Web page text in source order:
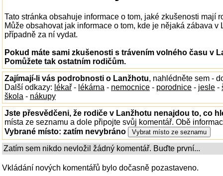
Tato stránka obsahuje informace o tom, jaké zkušenosti mají
Může obsahovat jak informace o tom, kde je nějaká zábava
případně za ní vydat.
Pokud máte sami zkušenosti s trávením volného času v
Pomůžete tak ostatním rodičům.
Zajímají-li vás podrobnosti o Lanžhotu, nahlédněte sem -
Další odkazy: lékař - lékárna - nemocnice - porodnice - jesle -
škola - nákupy
Jste přesvědčeni, že rodiče v Lanžhotu nenajdou to, co
místa ze seznamu a dole připojte svůj komentář. Obě
Vybrané místo: zatím nevybráno
Zatím sem nikdo nevložil žádný komentář. Buďte první...
Vkládání nových komentářů bylo dočasně pozastaveno.